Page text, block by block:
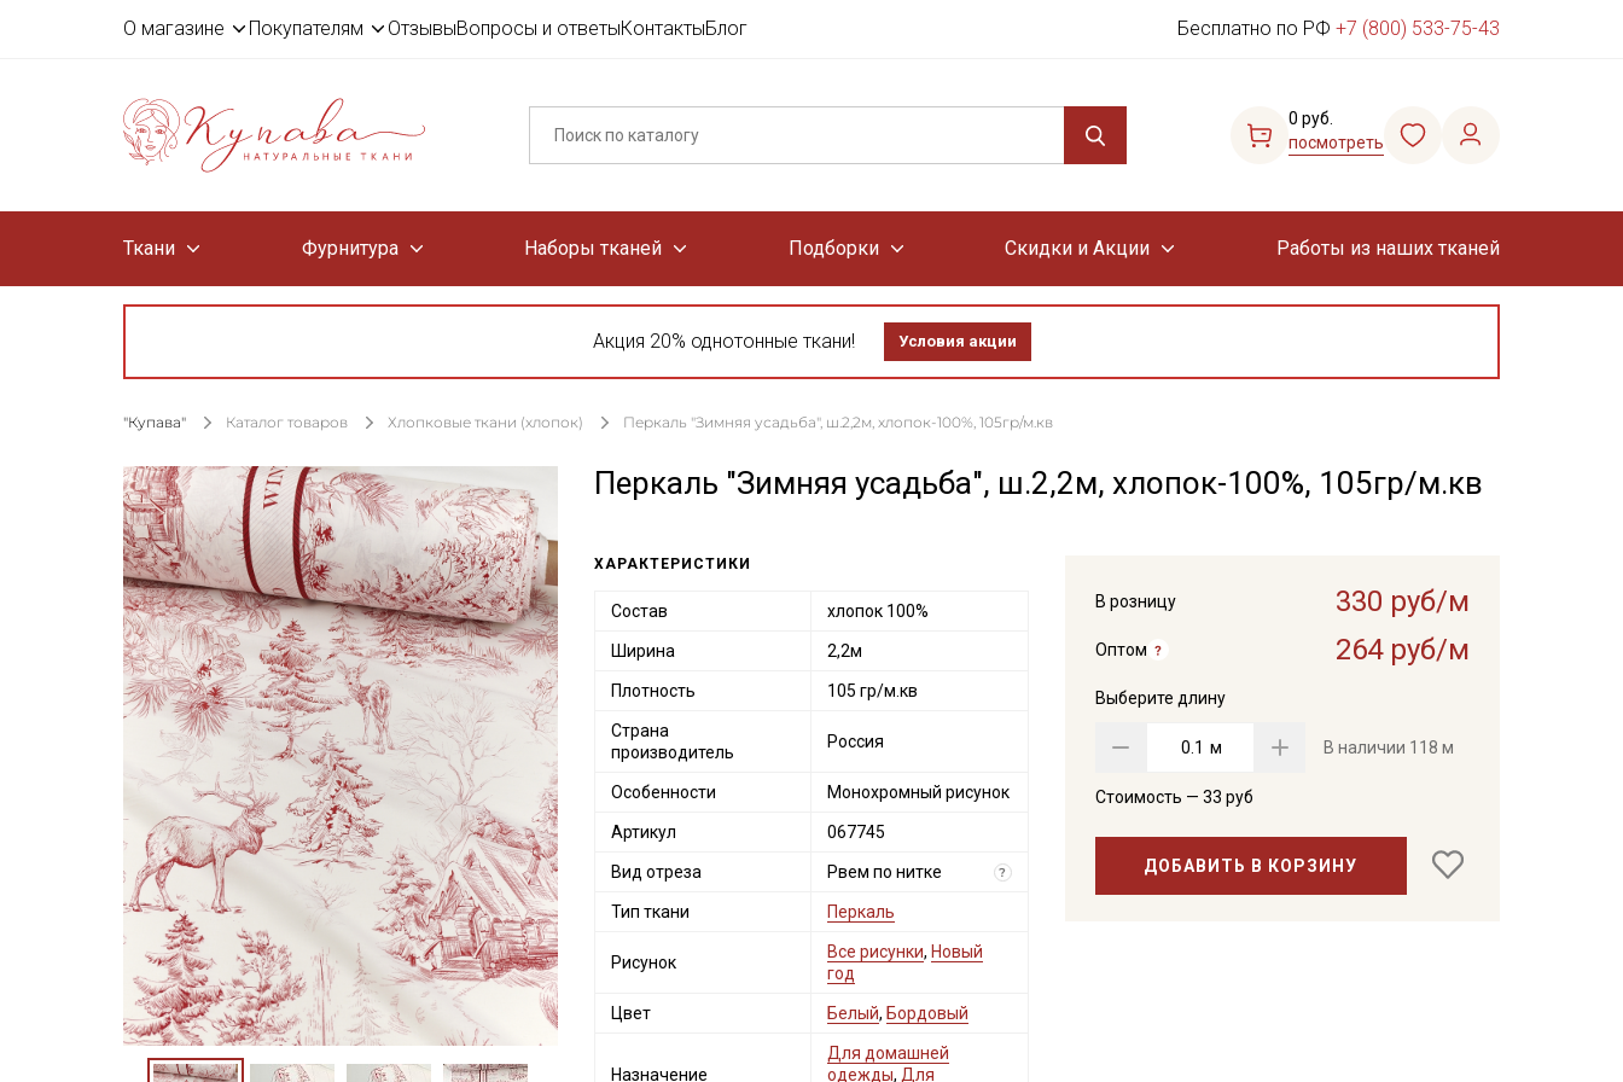
О магазине Покупателям ОтзывыВопросы и ответыКонтактыБлог Бесплатно по РФ +7 (800) 533-75-43
0 руб.
посмотреть
Ткани Фурнитура Наборы тканей Подборки Скидки и Акции Работы из наших тканей
Акция 20% однотонные ткани! Условия акции
"Купава" Каталог товаров Хлопковые ткани (хлопок) Перкаль "Зимняя усадьба", ш.2,2м, хлопок-100%, 105гр/м.кв
Перкаль "Зимняя усадьба", ш.2,2м, хлопок-100%, 105гр/м.кв
В розницу 330 руб/м
Оптом 264 руб/м
Выберите длину
м В наличии 118 м
Стоимость — 33 руб
ДОБАВИТЬ В КОРЗИНУ
ХАРАКТЕРИСТИКИ
Состав хлопок 100%
Ширина 2,2м
Плотность 105 гр/м.кв
Страна
производитель
Россия
Особенности Монохромный рисунок
Артикул 067745
Вид отреза Рвем по нитке ?
Тип ткани Перкаль
Рисунок
Все рисунки, Новый
год
Цвет Белый, Бордовый
Назначение
Для домашней
одежды, Для